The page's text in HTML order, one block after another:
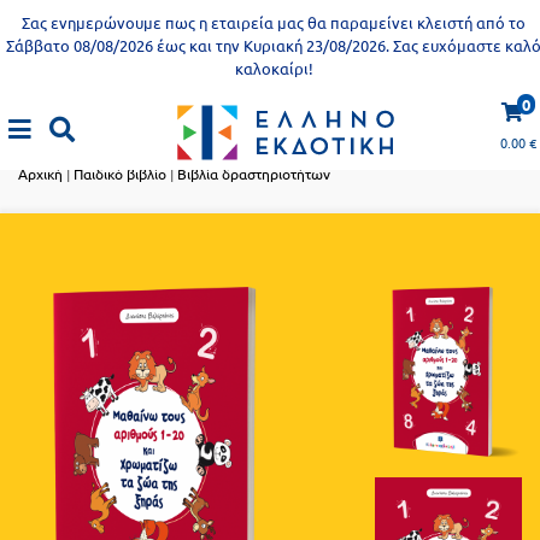
Σας ενημερώνουμε πως η εταιρεία μας θα παραμείνει κλειστή από το
Σάββατο 08/08/2026 έως και την Κυριακή 23/08/2026. Σας ευχόμαστε καλό
καλοκαίρι!
0
0.00€
X
ενήλικες
Αποκλειστική
διάθεση
Trivia
Books
- Η
γνώση
είναι
Προδημοτική
εκπαίδευση
αφίσες
Βιβλία
νηπιαγωγείου
Ελληνίζειν
Δημοτικό
Α΄
Τάξη
Παιδικό βιβλίο
Αρχική | Παιδικό βιβλίο | Βιβλία δραστηριοτήτων